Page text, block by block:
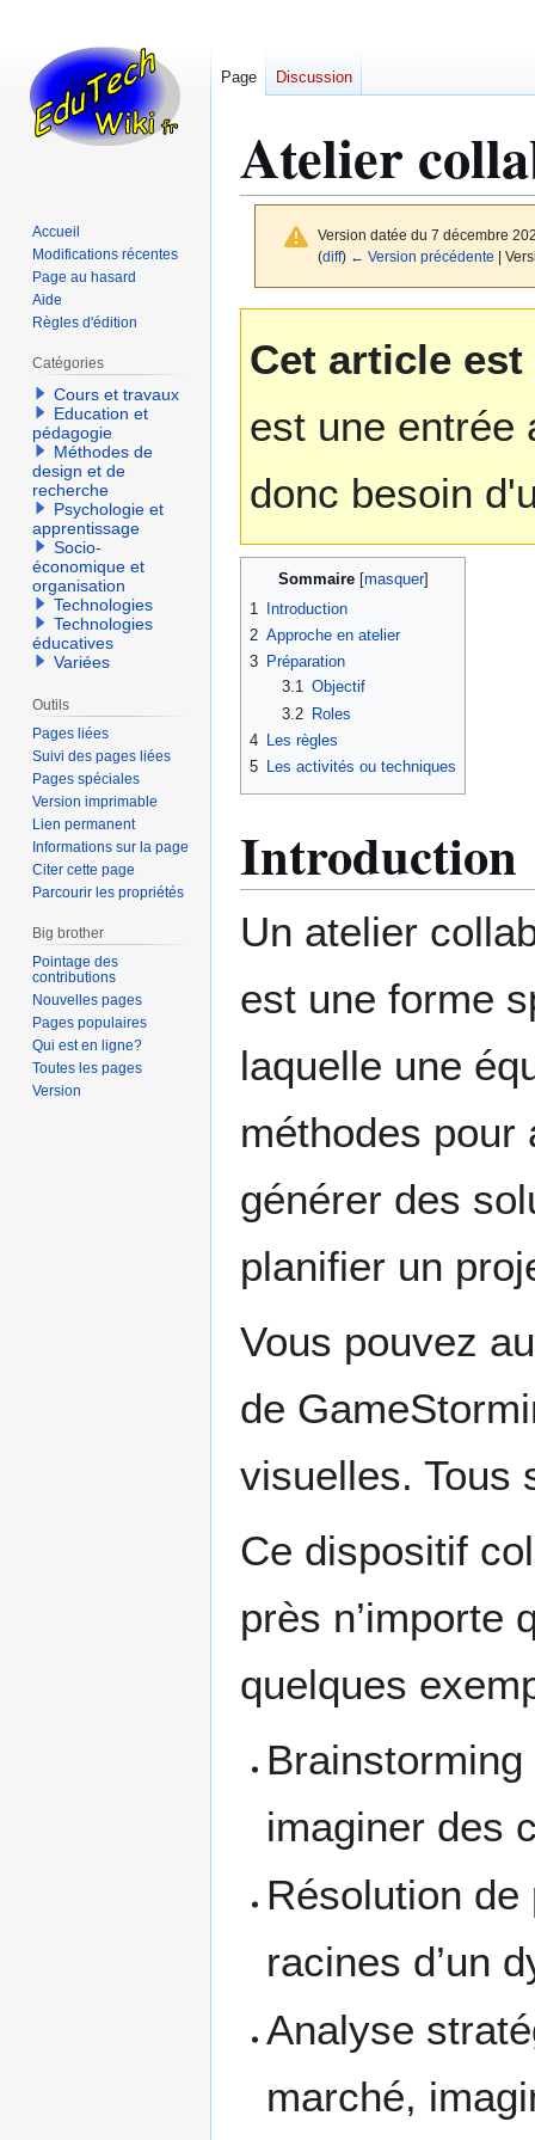
Atelier
Version datée du 7 décembre
(diff) ← Version précédente |
Cet article est
est une entrée
donc besoin
Sommaire
1
Introduction
2 Approche en atelier
3 Préparation
3.1 Objectif
3.2 Roles
4
Les règles
5 Les activités ou techniques
Introduction
Un atelier
est une forme
laquelle une
méthodes pour
générer des
planifier un
Vous pouvez
de
visuelles. Tous
Ce dispositif
près n’importe
quelques
imaginer des
Résolution
racines d’un
Analyse
marché,
Page Discussion
Accueil
Modifications récentes
Page au hasard
Aide
Règles d'édition
Catégories
Cours et travaux
Education et
pédagogie
Méthodes de
design et de
recherche
Psychologie et
apprentissage
Socio-
économique et
organisation
Technologies
Technologies
éducatives
Variées
Outils
Pages liées
Suivi des pages liées
Pages spéciales
Version imprimable
Lien permanent
Informations sur la page
Citer cette page
Parcourir les propriétés
Big brother
Pointage des
contributions
Nouvelles pages
Pages populaires
Qui est en ligne?
Toutes les pages
Version